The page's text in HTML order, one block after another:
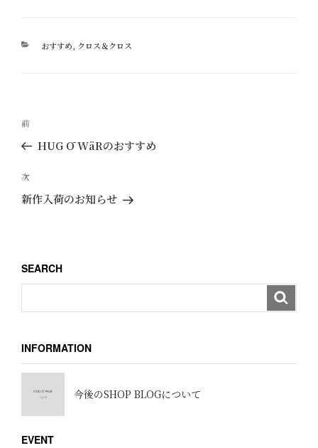
カ
おすすめ クロス＆クロス
投
ナ
ビ
ゲ
ン
過
去
投
稿
前
HUG Ō WäRのおすすめ
次
の
次
新作入荷のお知らせ
SEARCH
INFORMATION
今後のSHOP BLOGについて
EVENT